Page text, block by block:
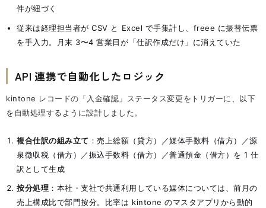
件が紐づく
従来は経理担当者が CSV と Excel で手集計し、freee に振替伝票
を手入力。月末 3〜4 営業日が「仕訳作成だけ」に消えていた
API 連携で自動化したロジック
kintone レコードの「入金確認」ステータス変更をトリガーに、以下
を自動処理するように設計しました。
複合仕訳の組み立て ：売上総額（貸方）／媒体手数料（借方）／源
泉徴収税（借方）／振込手数料（借方）／普通預金（借方）を 1 仕
訳として生成
按分処理 ：本社・支社で共通利用している媒体については、前月の
売上構成比で部門按分。比率は kintone のマスタアプリから動的